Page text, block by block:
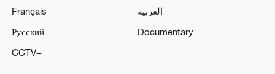
Français
العربية
Русский
Documentary
CCTV+